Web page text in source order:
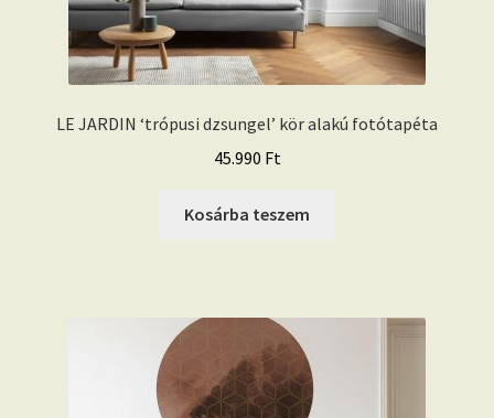
LE JARDIN ‘trópusi dzsungel’ kör alakú fotótapéta
45.990 Ft
Kosárba teszem